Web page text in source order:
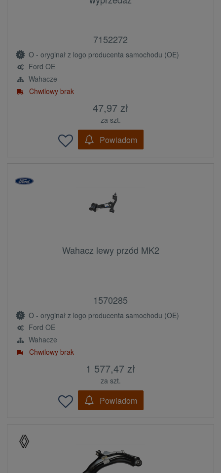
7152272
O - oryginał z logo producenta samochodu (OE)
Ford OE
Wahacze
Chwilowy brak
47,97 zł
za szt.
Powiadom
Wahacz lewy przód MK2
1570285
O - oryginał z logo producenta samochodu (OE)
Ford OE
Wahacze
Chwilowy brak
1 577,47 zł
za szt.
Powiadom